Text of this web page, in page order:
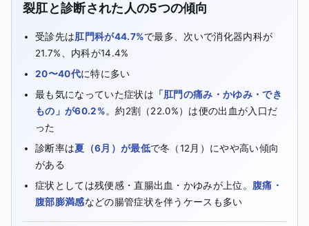
裂肛と診断された人の5つの傾向
受診先は肛門科が44.7%で最多、次いで消化器内科が
21.7%、内科が14.4%
20〜40代に特に多い
最も気になっていた症状は 「肛門の痛み・かゆみ・でき
もの」が60.2%。約2割（22.0%）は便の出血が入口だ
った
診断率は夏（6月）が最低で冬（12月）にやや高い傾向
がある
症状としては残便感・直腸出血・かゆみが上位。 腹痛・
腹部膨満感などの腸管症状を伴うケースも多い